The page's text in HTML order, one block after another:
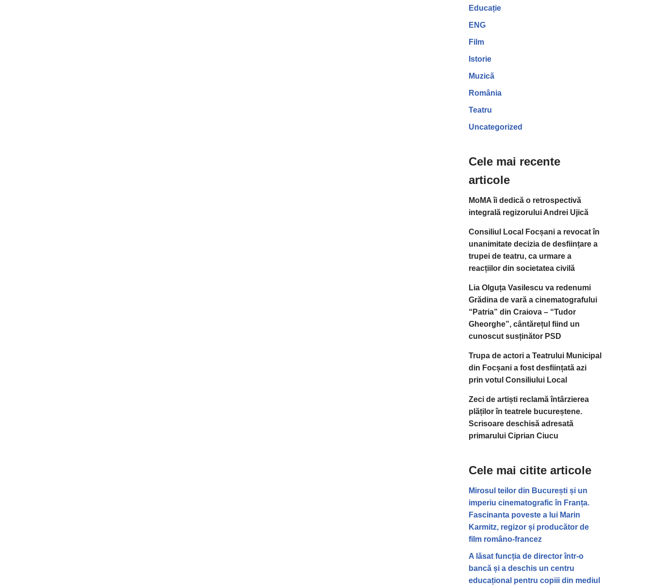
Educație
ENG
Film
Istorie
Muzică
România
Teatru
Uncategorized
Cele mai recente
articole
MoMA îi dedică o retrospectivă
integrală regizorului Andrei Ujică
Consiliul Local Focșani a revocat în
unanimitate decizia de desființare a
trupei de teatru, ca urmare a
reacțiilor din societatea civilă
Lia Olguța Vasilescu va redenumi
Grădina de vară a cinematografului
“Patria” din Craiova – “Tudor
Gheorghe”, cântărețul fiind un
cunoscut susținător PSD
Trupa de actori a Teatrului Municipal
din Focșani a fost desființată azi
prin votul Consiliului Local
Zeci de artiști reclamă întârzierea
plăților în teatrele bucureștene.
Scrisoare deschisă adresată
primarului Ciprian Ciucu
Cele mai citite articole
Mirosul teilor din București și un
imperiu cinematografic în Franța.
Fascinanta poveste a lui Marin
Karmitz, regizor și producător de
film româno-francez
A lăsat funcția de director într-o
bancă și a deschis un centru
educațional pentru copiii din mediul